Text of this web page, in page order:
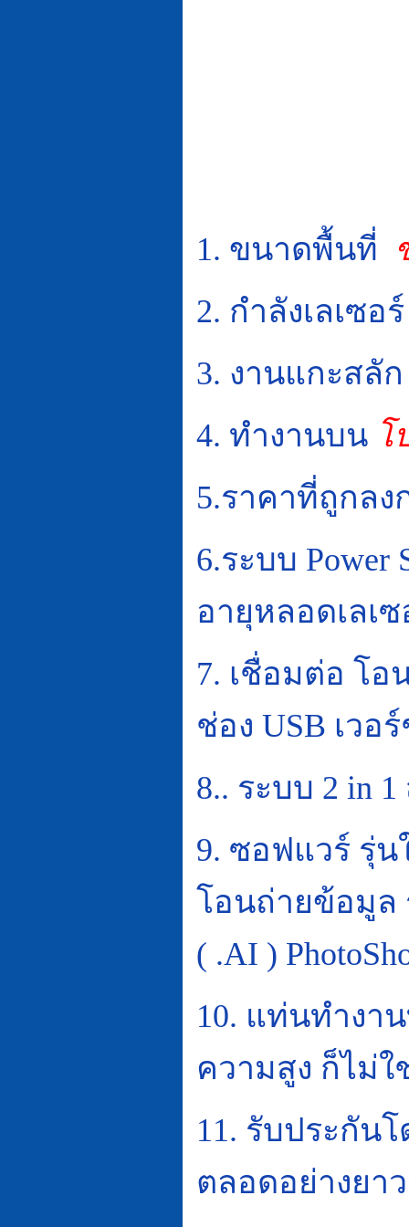
1. ขนาดพื้นที่
2. กำลังเลเซอ
3. งานแกะสลั
4. ทำงานบน
5.ราคาที่ถูกลง
6.ระบบ Power
อายุหลอดเลเ
7. เชื่อมต่อ โอ
ช่อง USB เวอ
8.. ระบบ 2 in 1
9. ซอฟแวร์ รุ่น
โอนถ่ายข้อมูล
( .AI )
10. แท่นทำงา
ความสูง ก็ไม่
11. รับประกัน
ตลอดอย่างยา